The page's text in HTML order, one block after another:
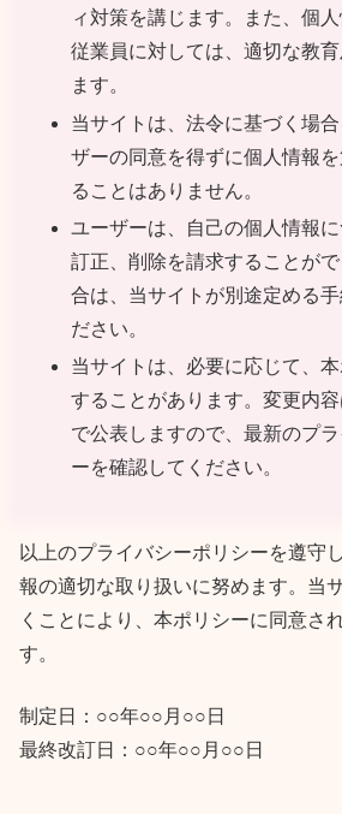
ィ対策を講じます。また、個
従業員に対しては、適切な教
ます。
当サイトは、法令に基づく場
ザーの同意を得ずに個人情報
ることはありません。
ユーザーは、自己の個人情報に
訂正、削除を請求することが
合は、当サイトが別途定める手
ださい。
当サイトは、必要に応じて、
することがあります。変更内
で公表しますので、最新のプ
ーを確認してください。
以上のプライバシーポリシーを遵守
報の適切な取り扱いに努めます。当
くことにより、本ポリシーに同意さ
す。
制定日：○○年○○月○○日
最終改訂日：○○年○○月○○日